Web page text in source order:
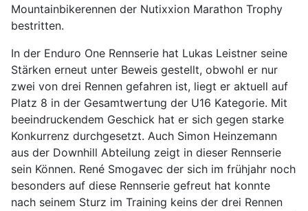
Mountainbikerennen der Nutixxion Marathon Trophy
bestritten.
In der Enduro One Rennserie hat Lukas Leistner seine
Stärken erneut unter Beweis gestellt, obwohl er nur
zwei von drei Rennen gefahren ist, liegt er aktuell auf
Platz 8 in der Gesamtwertung der U16 Kategorie. Mit
beeindruckendem Geschick hat er sich gegen starke
Konkurrenz durchgesetzt. Auch Simon Heinzemann
aus der Downhill Abteilung zeigt in dieser Rennserie
sein Können. René Smogavec der sich im frühjahr noch
besonders auf diese Rennserie gefreut hat konnte
nach seinem Sturz im Training keins der drei Rennen